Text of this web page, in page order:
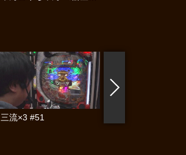
三流×3 #51